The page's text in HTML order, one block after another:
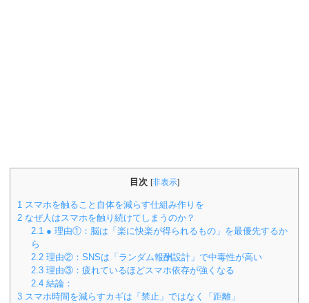
目次 [非表示]
1 スマホを触ること自体を減らす仕組み作りを
2 なぜ人はスマホを触り続けてしまうのか？
2.1 ● 理由①：脳は「楽に快楽が得られるもの」を最優先するか
ら
2.2 理由②：SNSは「ランダム報酬設計」で中毒性が高い
2.3 理由③：疲れているほどスマホ依存が強くなる
2.4 結論：
3 スマホ時間を減らすカギは「禁止」ではなく「距離」